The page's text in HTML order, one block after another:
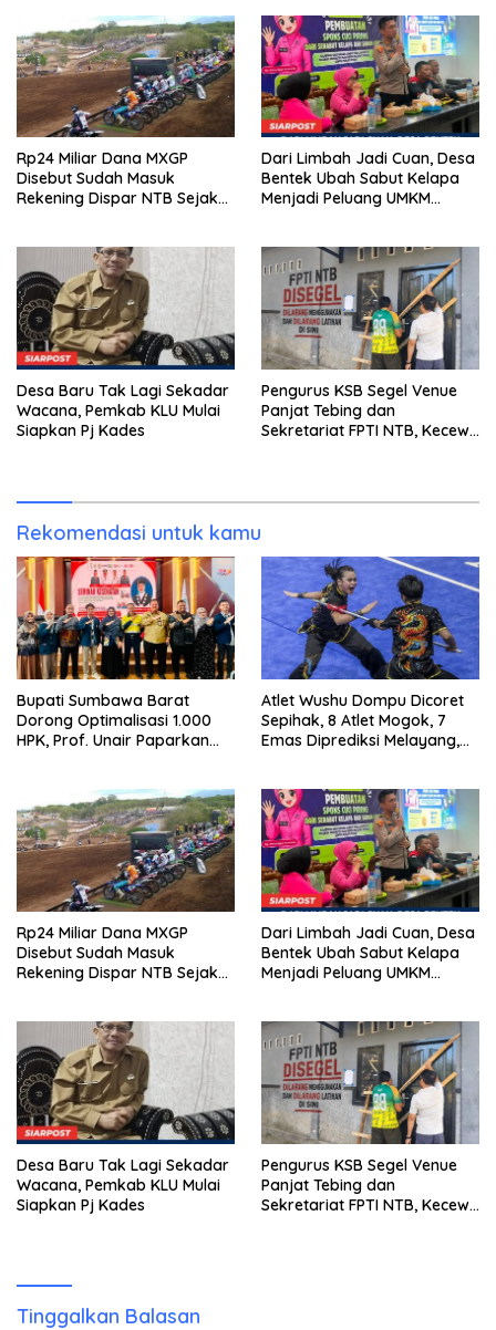
Rp24 Miliar Dana MXGP
Disebut Sudah Masuk
Rekening Dispar NTB Sejak
Dari Limbah Jadi Cuan, Desa
Bentek Ubah Sabut Kelapa
Menjadi Peluang UMKM
Desa Baru Tak Lagi Sekadar
Wacana, Pemkab KLU Mulai
Siapkan Pj Kades
Pengurus KSB Segel Venue
Panjat Tebing dan
Sekretariat FPTI NTB, Kecewa
Rekomendasi untuk kamu
Bupati Sumbawa Barat
Dorong Optimalisasi 1.000
HPK, Prof. Unair Paparkan
Atlet Wushu Dompu Dicoret
Sepihak, 8 Atlet Mogok, 7
Emas Diprediksi Melayang,
Rp24 Miliar Dana MXGP
Disebut Sudah Masuk
Rekening Dispar NTB Sejak
Dari Limbah Jadi Cuan, Desa
Bentek Ubah Sabut Kelapa
Menjadi Peluang UMKM
Desa Baru Tak Lagi Sekadar
Wacana, Pemkab KLU Mulai
Siapkan Pj Kades
Pengurus KSB Segel Venue
Panjat Tebing dan
Sekretariat FPTI NTB, Kecewa
Tinggalkan Balasan